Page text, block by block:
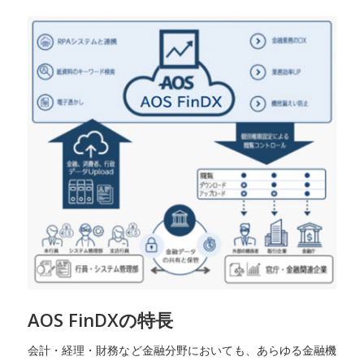
AOS FinDXの特長
会計・経理・財務など金融分野においても、あらゆる金融機